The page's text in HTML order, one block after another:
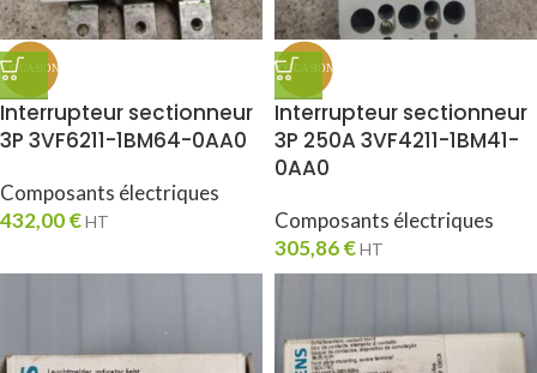
Interrupteur sectionneur
3P 3VF6211-1BM64-0AA0
Composants électriques
432,00€HT
Interrupteur sectionneur
3P 250A 3VF4211-1BM41-
0AA0
Composants électriques
305,86€HT